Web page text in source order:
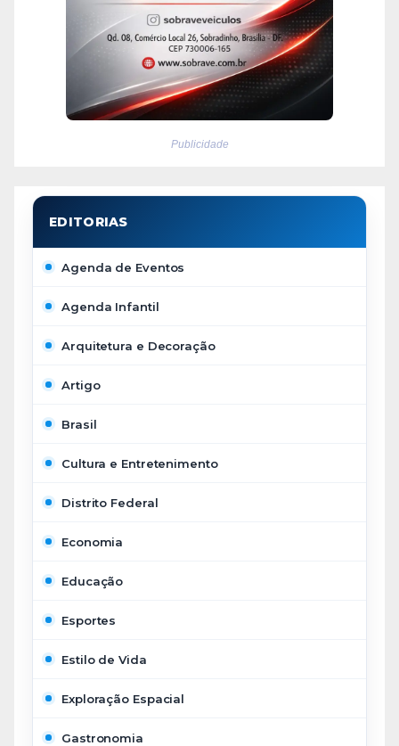
Publicidade
Agenda de Eventos
Agenda Infantil
Arquitetura e Decoração
Artigo
Brasil
Cultura e Entretenimento
Distrito Federal
Economia
Educação
Esportes
Estilo de Vida
Exploração Espacial
Gastronomia